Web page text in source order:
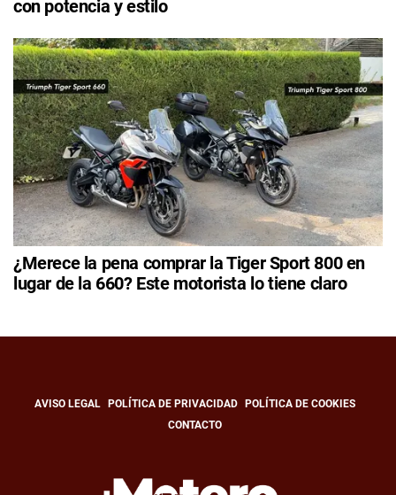
con potencia y estilo
¿Merece la pena comprar la Tiger Sport 800 en
lugar de la 660? Este motorista lo tiene claro
AVISO LEGAL POLÍTICA DE PRIVACIDAD
POLÍTICA DE COOKIES
CONTACTO